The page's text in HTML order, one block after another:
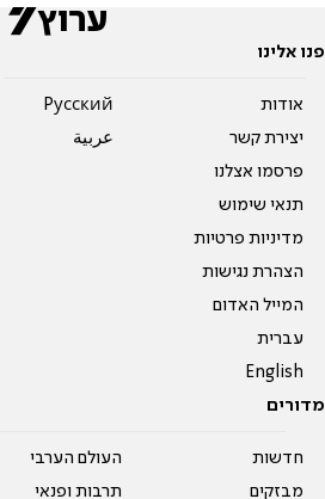
פנו אלינו
אודות
יצירת קשר
פרסמו אצלנו
תנאי שימוש
מדיניות פרטיות
הצהרת נגישות
המייל האדום
עברית
English
Pусский
عربية
מדורים
חדשות
מבזקים
העולם הערבי
תרבות ופנאי